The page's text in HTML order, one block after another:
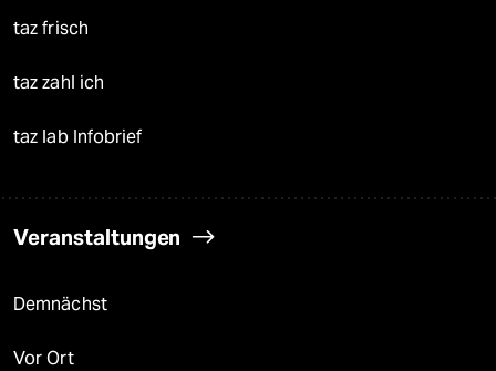
taz frisch
taz zahl ich
taz lab Infobrief
Veranstaltungen
Demnächst
Vor Ort